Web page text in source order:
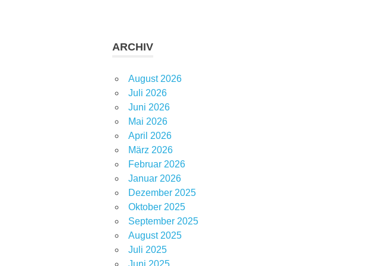
ARCHIV
August 2026
Juli 2026
Juni 2026
Mai 2026
April 2026
März 2026
Februar 2026
Januar 2026
Dezember 2025
Oktober 2025
September 2025
August 2025
Juli 2025
Juni 2025